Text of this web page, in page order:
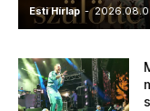
Esti Hírlap -